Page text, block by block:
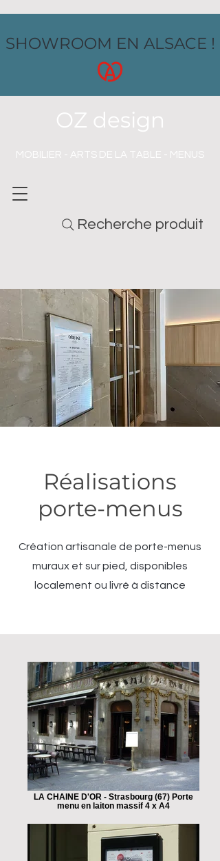
SHOWROOM EN ALSACE !
OZ design
MOBILIER - ARTS DE LA TABLE - MENUS
Recherche produit
Réalisations
porte-menus
Création artisanale de porte-menus
muraux et sur pied, disponibles
localement ou livré à distance
LA CHAINE D'OR - Strasbourg (67) Porte
menu en laiton massif 4 x A4